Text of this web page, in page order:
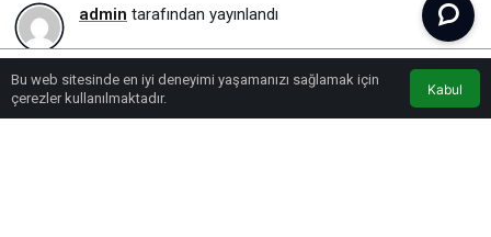
admin tarafından yayınlandı
152
Bu web sitesinde en iyi deneyimi yaşamanızı sağlamak için
çerezler kullanılmaktadır.
Kabul
Anasayfa